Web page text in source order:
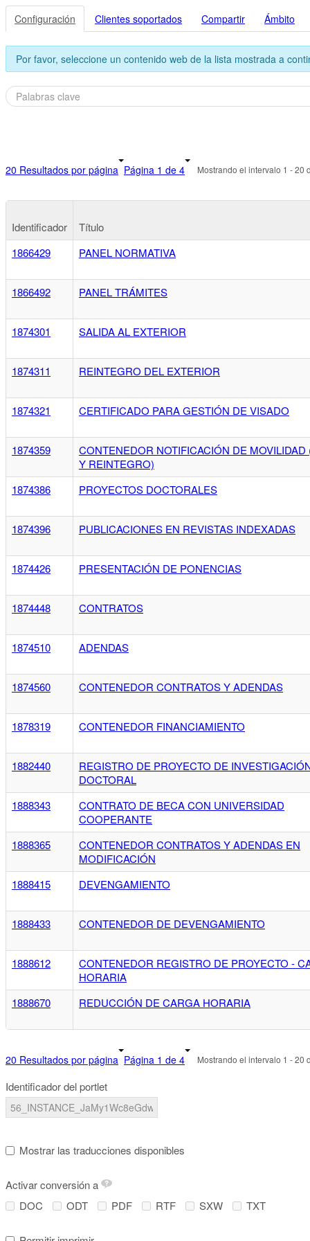
Configuración Clientes soportados Compartir Ámbito
Por favor, seleccione un contenido web de la lista mostrada a
Página 1 de 4
20 Resultados por página Mostrando el intervalo 1 - 20
Identificador
Título
1866429
PANEL NORMATIVA
1866492 PANEL TRÁMITES
1874301 SALIDA AL EXTERIOR
1874311 REINTEGRO DEL EXTERIOR
1874321 CERTIFICADO PARA GESTIÓN DE VISADO
1874359
CONTENEDOR NOTIFICACIÓN DE MOVILIDAD
Y REINTEGRO)
1874386
PROYECTOS DOCTORALES
1874396 PUBLICACIONES EN REVISTAS INDEXADAS
1874426 PRESENTACIÓN DE PONENCIAS
1874448 CONTRATOS
1874510 ADENDAS
1874560 CONTENEDOR CONTRATOS Y ADENDAS
1878319 CONTENEDOR FINANCIAMIENTO
1882440
REGISTRO DE PROYECTO DE
DOCTORAL
1888343
CONTRATO DE BECA CON UNIVERSIDAD
COOPERANTE
1888365
CONTENEDOR CONTRATOS Y ADENDAS EN
MODIFICACIÓN
1888415
DEVENGAMIENTO
1888433 CONTENEDOR DE DEVENGAMIENTO
1888612
CONTENEDOR REGISTRO DE PROYECTO -
HORARIA
1888670
REDUCCIÓN DE CARGA HORARIA
Página 1 de 4
20 Resultados por página Mostrando el intervalo 1 - 20
Identificador del portlet
Mostrar las traducciones disponibles
Activar conversión a
DOC
ODT PDF RTF SXW TXT